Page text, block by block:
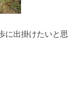
に出掛けたいと思